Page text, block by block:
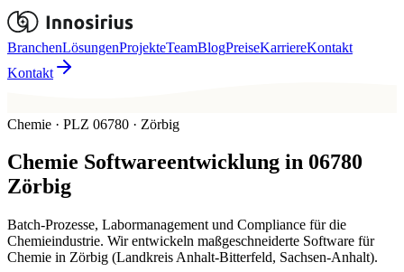
BranchenLösungenProjekteTeamBlogPreiseKarriereKontakt
Kontakt
Chemie · PLZ 06780 · Zörbig
Chemie Softwareentwicklung in 06780
Zörbig
Batch-Prozesse, Labormanagement und Compliance für die
Chemieindustrie. Wir entwickeln maßgeschneiderte Software für
Chemie in Zörbig (Landkreis Anhalt-Bitterfeld, Sachsen-Anhalt).